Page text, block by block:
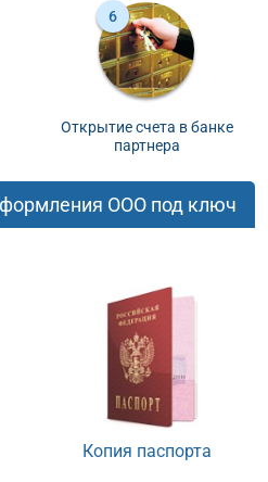
Открытие счета в банке
партнера
ООО под ключ
Копия паспорта